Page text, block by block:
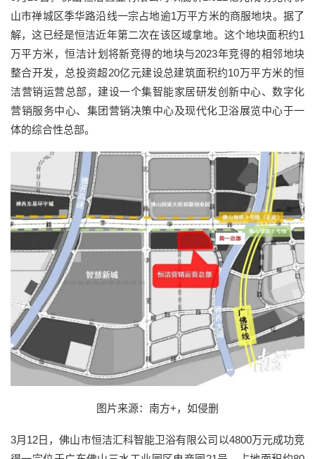
山市禅城区季华路沿线一宗占地逾1万平方米的商服地块。据了
解，这已经是恒洁近年第二次在该区域拿地。这个地块面积约1
万平方米，恒洁计划将新竞得的地块与2023年竞得的相邻地块
整合开发，总投资超20亿元建设总建筑面积约10万平方米的恒
洁营销运营总部，建设一个集智能家居研发创新中心、数字化
营销服务中心、集团营销决策中心及现代化卫浴展览中心于一
体的综合性总部。
图片来源：南方+，如侵删
3月12日，佛山市恒洁汇科智能卫浴有限公司以4800万元成功竞